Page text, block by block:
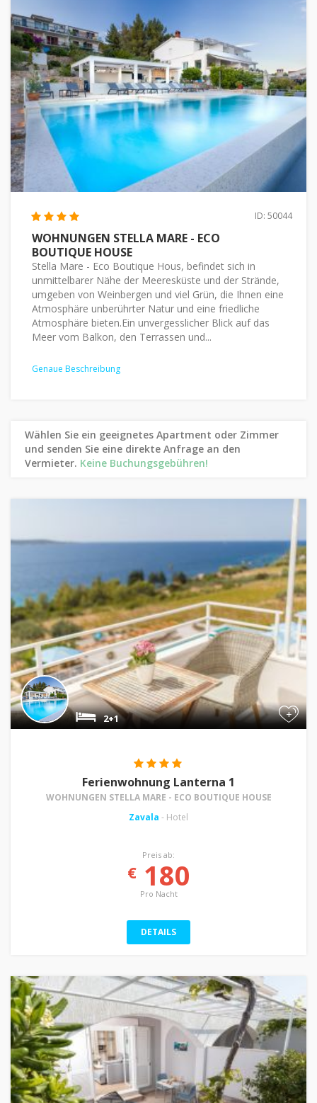
ID: 50044
WOHNUNGEN STELLA MARE - ECO
BOUTIQUE HOUSE
Stella Mare - Eco Boutique Hous, befindet sich in
unmittelbarer Nähe der Meeresküste und der Strände,
umgeben von Weinbergen und viel Grün, die Ihnen eine
Atmosphäre unberührter Natur und eine friedliche
Atmosphäre bieten.Ein unvergesslicher Blick auf das
Meer vom Balkon, den Terrassen und...
Genaue Beschreibung
Wählen Sie ein geeignetes Apartment oder Zimmer
und senden Sie eine direkte Anfrage an den
Vermieter. Keine Buchungsgebühren!
+
2+1
Ferienwohnung Lanterna 1
WOHNUNGEN STELLA MARE - ECO BOUTIQUE HOUSE
Zavala - Hotel
Preis ab:
€180
Pro Nacht
DETAILS